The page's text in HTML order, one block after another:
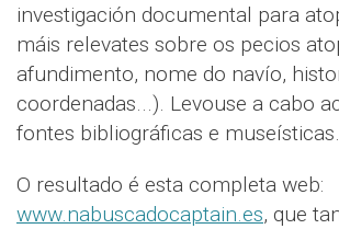
investigación documental para
máis relevates sobre os pecios
afundimento, nome do navío,
coordenadas...). Levouse a cabo
fontes bibliográficas e museísticas.
O resultado é esta completa web:
www.nabuscadocaptain.es, que